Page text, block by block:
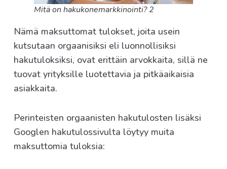
Mitä on hakukonemarkkinointi? 2
Nämä maksuttomat tulokset, joita usein
kutsutaan orgaanisiksi eli luonnollisiksi
hakutuloksiksi, ovat erittäin arvokkaita, sillä ne
tuovat yrityksille luotettavia ja pitkäaikaisia
asiakkaita.
Perinteisten orgaanisten hakutulosten lisäksi
Googlen hakutulossivulta löytyy muita
maksuttomia tuloksia: